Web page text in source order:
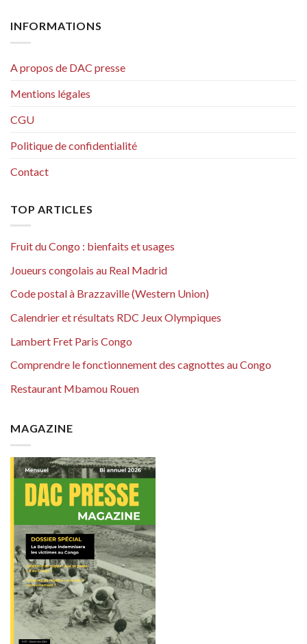
INFORMATIONS
A propos de DAC presse
Mentions légales
CGU
Politique de confidentialité
Contact
TOP ARTICLES
Fruit du Congo : bienfaits et usages
Joueurs congolais au Real Madrid
Code postal à Brazzaville (Western Union)
Calendrier et résultats RDC Jeux Olympiques
Lambert Fret Paris Congo
Comprendre le fonctionnement des cagnottes au Congo
Restaurant Mbamou Rouen
MAGAZINE